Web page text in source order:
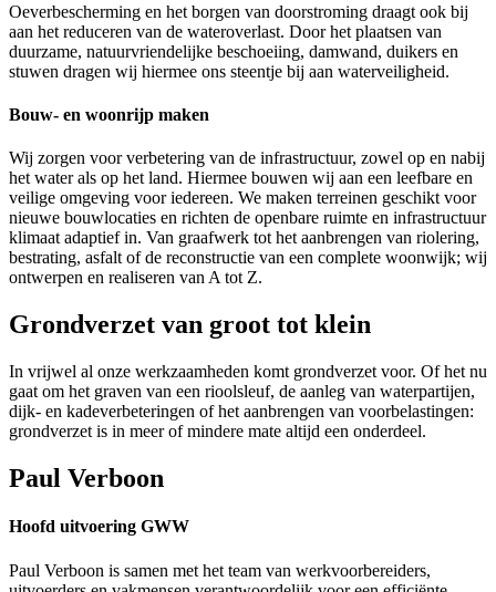
Oeverbescherming en het borgen van doorstroming draagt ook bij
aan het reduceren van de wateroverlast. Door het plaatsen van
duurzame, natuurvriendelijke beschoeiing, damwand, duikers en
stuwen dragen wij hiermee ons steentje bij aan waterveiligheid.
Bouw- en woonrijp maken
Wij zorgen voor verbetering van de infrastructuur, zowel op en nabij
het water als op het land. Hiermee bouwen wij aan een leefbare en
veilige omgeving voor iedereen. We maken terreinen geschikt voor
nieuwe bouwlocaties en richten de openbare ruimte en infrastructuur
klimaat adaptief in. Van graafwerk tot het aanbrengen van riolering,
bestrating, asfalt of de reconstructie van een complete woonwijk; wij
ontwerpen en realiseren van A tot Z.
Grondverzet van groot tot klein
In vrijwel al onze werkzaamheden komt grondverzet voor. Of het nu
gaat om het graven van een rioolsleuf, de aanleg van waterpartijen,
dijk- en kadeverbeteringen of het aanbrengen van voorbelastingen:
grondverzet is in meer of mindere mate altijd een onderdeel.
Paul Verboon
Hoofd uitvoering GWW
Paul Verboon is samen met het team van werkvoorbereiders,